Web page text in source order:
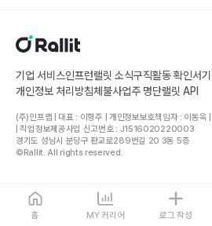
홈 MY 커리어 로그 작성
기업 서비스인프런랠릿 소식구직활동 확인서
개인정보 처리방침체불사업주 명단랠릿 API
(주)인프랩 | 대표 : 이형주 | 개인정보보호책임자 : 이
| 직업정보제공사업 신고번호 : J1516020220003
경기도 성남시 분당구 판교로289번길 20 3동 5층
©Rallit. All rights reserved.